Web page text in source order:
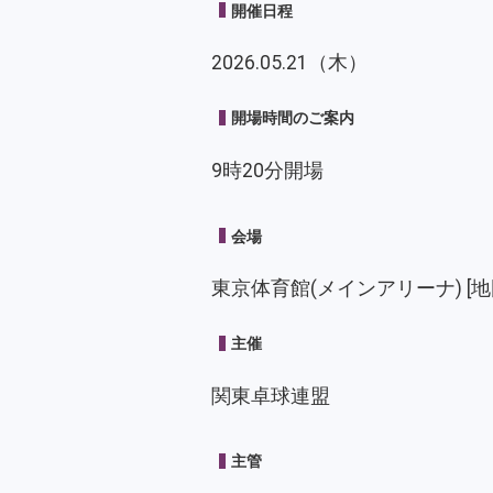
開催日程
2026.05.21（木）
開場時間のご案内
9時20分開場
会場
東京体育館(メインアリーナ) [
主催
関東卓球連盟
主管